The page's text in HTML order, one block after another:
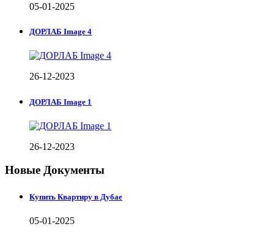
05-01-2025
ДОРЛАБ Image 4
26-12-2023
ДОРЛАБ Image 1
26-12-2023
Новые Документы
Купить Квартиру в Дубае
05-01-2025